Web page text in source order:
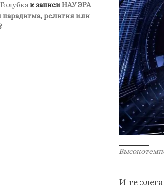
И те
к записиНАУ ЭРА
парадигма, религия или